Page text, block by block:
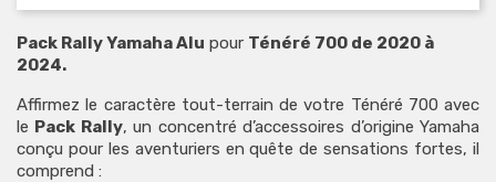
Pack Rally Yamaha Alu pour Ténéré 700 de 2020 à
2024.
Affirmez le caractère tout-terrain de votre Ténéré 700 avec
le Pack Rally, un concentré d’accessoires d’origine Yamaha
conçu pour les aventuriers en quête de sensations fortes, il
comprend :